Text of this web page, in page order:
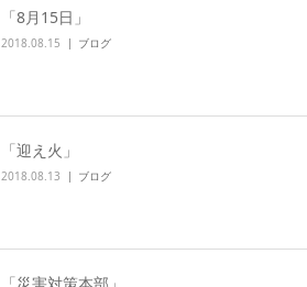
「8月15日」
2018.08.15 ブログ
「迎え火」
2018.08.13 ブログ